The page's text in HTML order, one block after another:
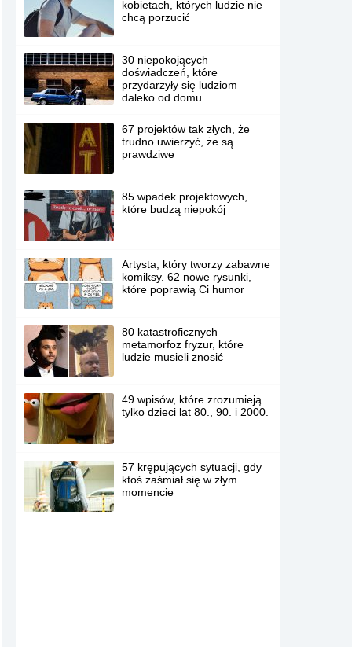
kobietach, których ludzie nie
chcą porzucić
30 niepokojących
doświadczeń, które
przydarzyły się ludziom
daleko od domu
67 projektów tak złych, że
trudno uwierzyć, że są
prawdziwe
85 wpadek projektowych,
które budzą niepokój
Artysta, który tworzy zabawne
komiksy. 62 nowe rysunki,
które poprawią Ci humor
80 katastroficznych
metamorfoz fryzur, które
ludzie musieli znosić
49 wpisów, które zrozumieją
tylko dzieci lat 80., 90. i 2000.
57 krępujących sytuacji, gdy
ktoś zaśmiał się w złym
momencie